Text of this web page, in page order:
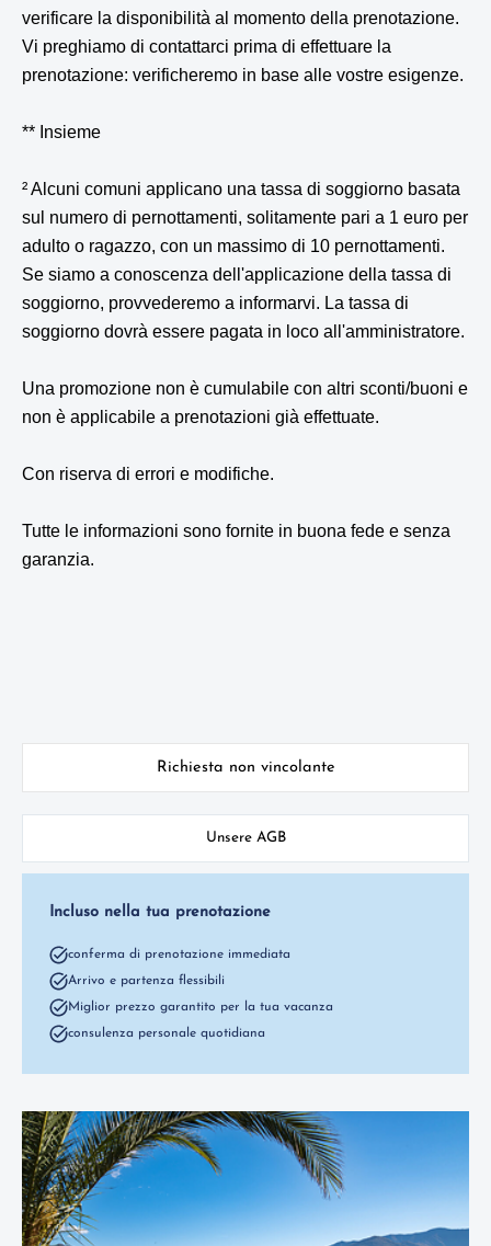
verificare la disponibilità al momento della prenotazione.
Vi preghiamo di contattarci prima di effettuare la
prenotazione: verificheremo in base alle vostre esigenze.
** Insieme
² Alcuni comuni applicano una tassa di soggiorno basata
sul numero di pernottamenti, solitamente pari a 1 euro per
adulto o ragazzo, con un massimo di 10 pernottamenti.
Se siamo a conoscenza dell'applicazione della tassa di
soggiorno, provvederemo a informarvi. La tassa di
soggiorno dovrà essere pagata in loco all'amministratore.
Una promozione non è cumulabile con altri sconti/buoni e
non è applicabile a prenotazioni già effettuate.
Con riserva di errori e modifiche.
Tutte le informazioni sono fornite in buona fede e senza
garanzia.
Richiesta non vincolante
Unsere AGB
Incluso nella tua prenotazione
conferma di prenotazione immediata
Arrivo e partenza flessibili
Miglior prezzo garantito per la tua vacanza
consulenza personale quotidiana